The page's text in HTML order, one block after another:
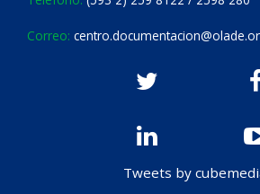
Correo:
Tweets by